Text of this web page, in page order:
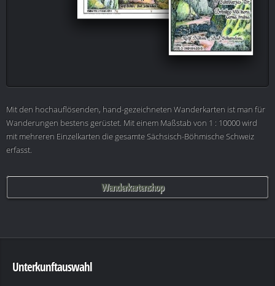
Mit den hochauflösenden, hand-gezeichneten Wanderkarten ist man für
Wanderungen bestens gerüstet. Mit einem Maßstab von 1 : 10000 wird
mit mehreren Einzelkarten die gesamte Sächsisch-Böhmische Schweiz
erfasst.
Wanderkartenshop
Unterkunftauswahl